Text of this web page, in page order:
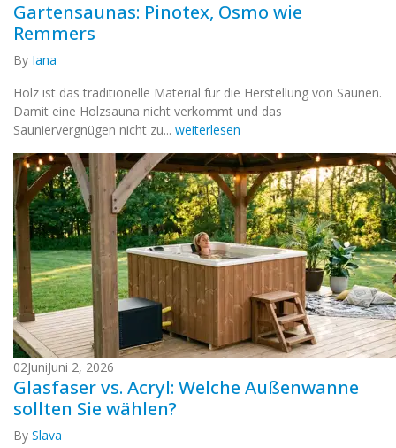
Gartensaunas: Pinotex, Osmo wie
Remmers
By Iana
Holz ist das traditionelle Material für die Herstellung von Saunen.
Damit eine Holzsauna nicht verkommt und das
Sauniervergnügen nicht zu... weiterlesen
02JuniJuni 2, 2026
Glasfaser vs. Acryl: Welche Außenwanne
sollten Sie wählen?
By Slava